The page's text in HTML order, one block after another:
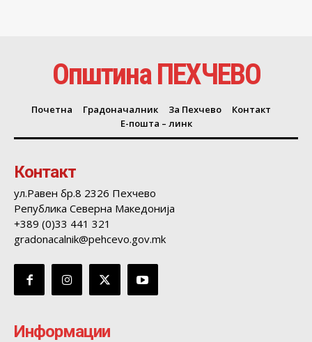
Општина ПЕХЧЕВО
Почетна Градоначалник За Пехчево
Контакт
Е-пошта – линк
Контакт
ул.Равен бр.8 2326 Пехчево
Република Северна Македонија
+389 (0)33 441 321
gradonacalnik@pehcevo.gov.mk
Информации